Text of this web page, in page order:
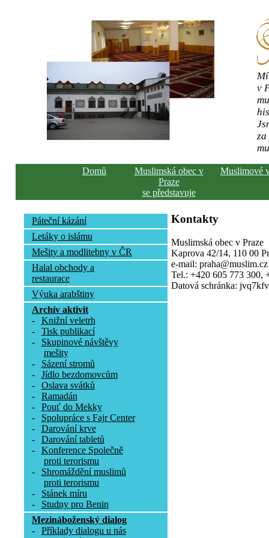
v
Domů
Muslimská obec v
Praze
se představuje
Muslimové
Páteční kázání
Letáky o islámu
Mešity a modlitebny v ČR
Halal obchody a
restaurace
Výuka arabštiny
Archív aktivit
-
Knižní veletrh
-
Tisk publikací
-
Skupinové návštěvy
mešity
-
Sázení stromů
-
Jídlo bezdomovcům
-
Oslava svátků
-
Ramadán
-
Pouť do Mekky
-
Spolupráce s Fajr Center
-
Darování krve
-
Darování tabletů
-
Konference Společně
proti terorismu
-
Shromáždění muslimů
proti terorismu
-
Stánek míru
-
Studny pro Benin
Mezináboženský dialog
-
Příklady dialogu u nás
Kontakty
Muslimská obec v Praze
Kaprova 42/14, 110 00
e-mail: praha@muslim.cz
Tel.: +420 605 773 300,
Datová schránka: jvq7kfv